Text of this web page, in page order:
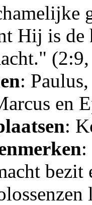
Hij is de
:
en
:
: